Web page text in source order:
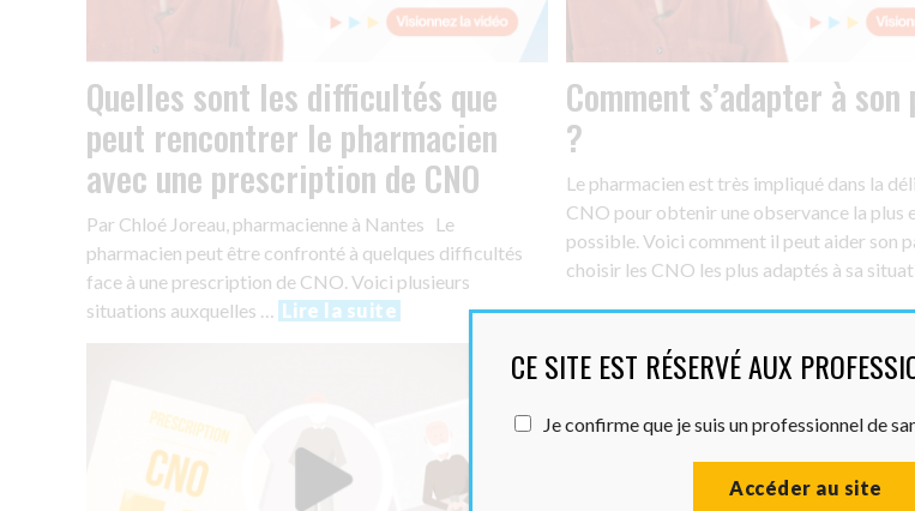
Quelles sont les difficultés que
peut rencontrer le pharmacien
avec une prescription de CNO
Par Chloé Joreau, pharmacienne à Nantes Le
pharmacien peut être confronté à quelques difficultés
face à une prescription de CNO. Voici plusieurs
situations auxquelles … Lire la suite
Comment s’adapter à
?
Le pharmacien est très impliqué dans la
CNO pour obtenir une observance la plus
possible. Voici comment il peut aider son
choisir les CNO les plus adaptés à sa
CE SITE EST RÉSERVÉ AUX
Je confirme que je suis un professionnel de
Accéder au site